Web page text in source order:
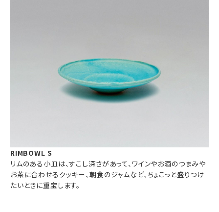
RIMBOWL S
リムのある小皿は、すこし深さがあって、ワインやお酒のつまみや
お茶に合わせるクッキー、朝食のジャムなど、ちょこっと盛りつけ
たいときに重宝します。